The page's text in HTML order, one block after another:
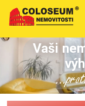
Vaši